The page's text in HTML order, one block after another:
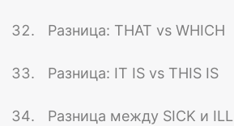
Разница: THAT vs WHICH
Разница: IT IS vs THIS IS
Разница между SICK и ILL